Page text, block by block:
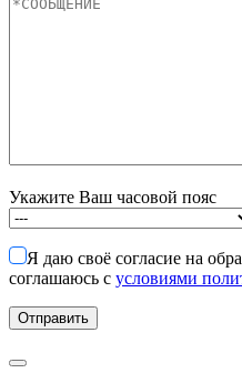
Укажите Ваш часовой пояс
Я даю своё согласие на
соглашаюсь с условиями